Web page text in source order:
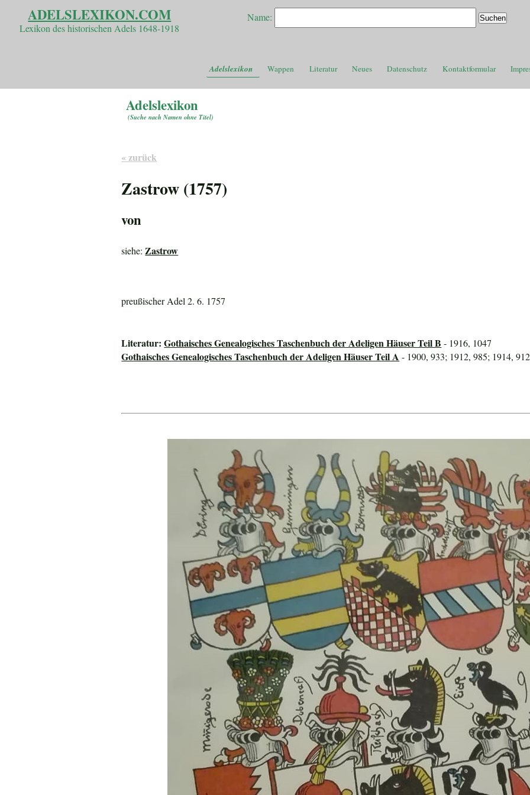
ADELSLEXIKON.COM
Lexikon des historischen Adels 1648-1918
Name:
Adelslexikon Wappen Literatur Neues Datenschutz Kontaktformular
Adelslexikon
(Suche nach Namen ohne Titel)
« zurück
Zastrow (1757)
von
siehe: Zastrow
preußischer Adel 2. 6. 1757
Literatur:Gothaisches Genealogisches Taschenbuch der Adeligen Häuser Teil B - 1916, 1047
Gothaisches Genealogisches Taschenbuch der Adeligen Häuser Teil A - 1900, 933; 1912, 985; 1914, 912